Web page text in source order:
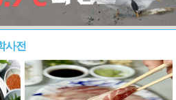
사전